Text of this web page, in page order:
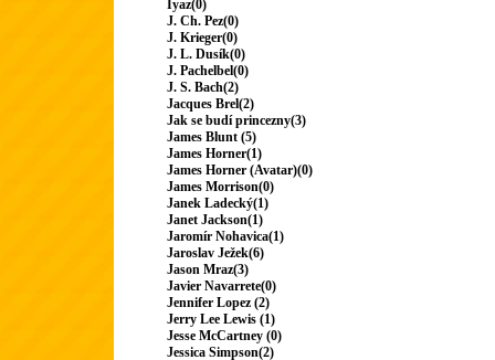
Iyaz(0)
J. Ch. Pez(0)
J. Krieger(0)
J. L. Dusík(0)
J. Pachelbel(0)
J. S. Bach(2)
Jacques Brel(2)
Jak se budí princezny(3)
James Blunt (5)
James Horner(1)
James Horner (Avatar)(0)
James Morrison(0)
Janek Ladecký(1)
Janet Jackson(1)
Jaromír Nohavica(1)
Jaroslav Ježek(6)
Jason Mraz(3)
Javier Navarrete(0)
Jennifer Lopez (2)
Jerry Lee Lewis (1)
Jesse McCartney (0)
Jessica Simpson(2)